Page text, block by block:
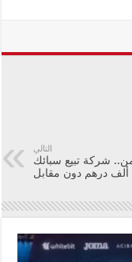
التالي
شركة تبيع سبائك